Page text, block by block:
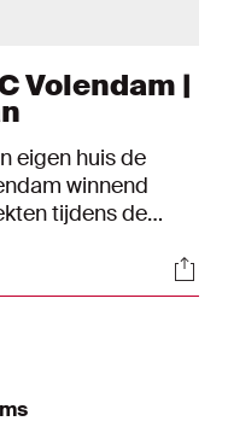
Volendam |
eigen huis de
winnend
tijdens de
Steven
de ban, waarna